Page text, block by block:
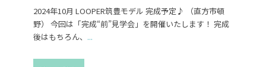
2024年10月 LOOPER筑豊モデル 完成予定♪ （直方市頓
野） 今回は「完成“前”見学会」を開催いたします！ 完成
後はもちろん、 ...